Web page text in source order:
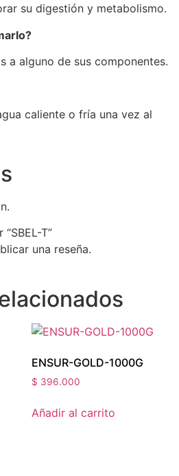
su digestión y metabolismo.
a alguno de sus componentes.
caliente o fría una vez al
T”
una reseña.
ENSUR-GOLD-1000G
$ 396.000
Añadir al carrito